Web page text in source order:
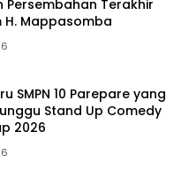
Persembahan Terakhir
Mappasomba
SMPN 10 Parepare yang
Stand Up Comedy
2026